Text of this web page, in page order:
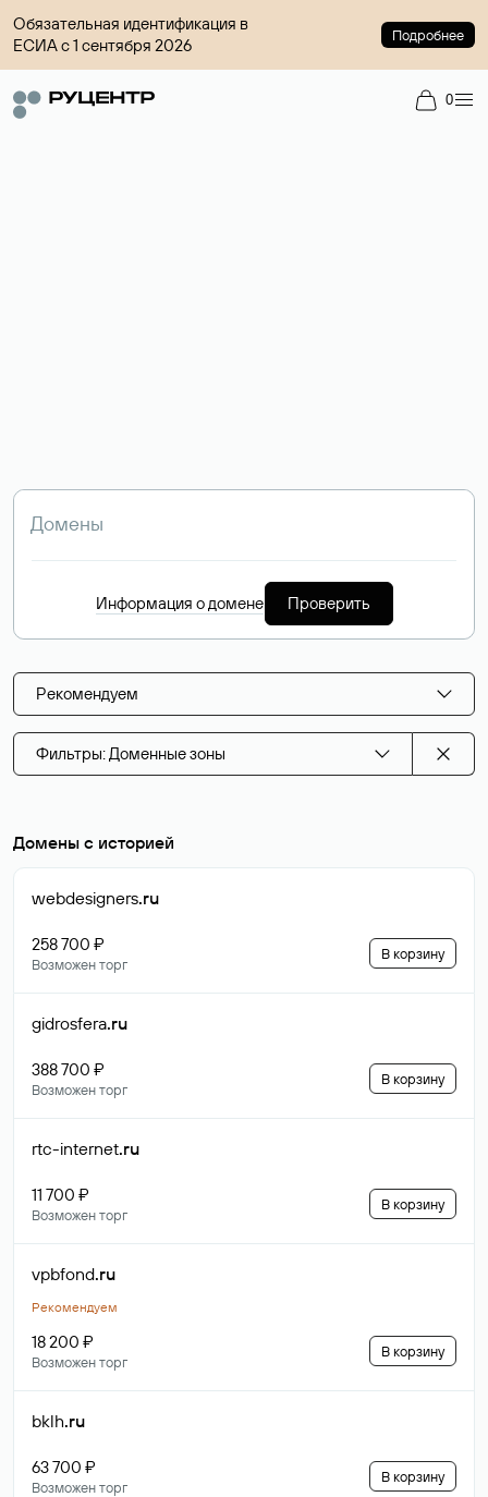
Обязательная идентификация в
ЕСИА с 1 сентября 2026
Подробнее
0
Информация о домене Проверить
Рекомендуем
Фильтры: Доменные зоны
Домены с историей
webdesigners.ru
258 700 ₽
Возможен торг
В корзину
gidrosfera.ru
388 700 ₽
Возможен торг
В корзину
rtc-internet.ru
11 700 ₽
Возможен торг
В корзину
vpbfond.ru
Рекомендуем
18 200 ₽
Возможен торг
В корзину
bklh.ru
63 700 ₽
Возможен торг
В корзину